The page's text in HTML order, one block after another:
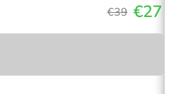
€39 €27